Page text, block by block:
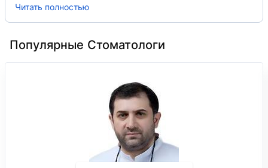
нет натирания. Вот и до мужа очередь дошла.
Мы очень рады, что, наконец, нашли такого
только к нему.
Читать полностью
Популярные Стоматологи